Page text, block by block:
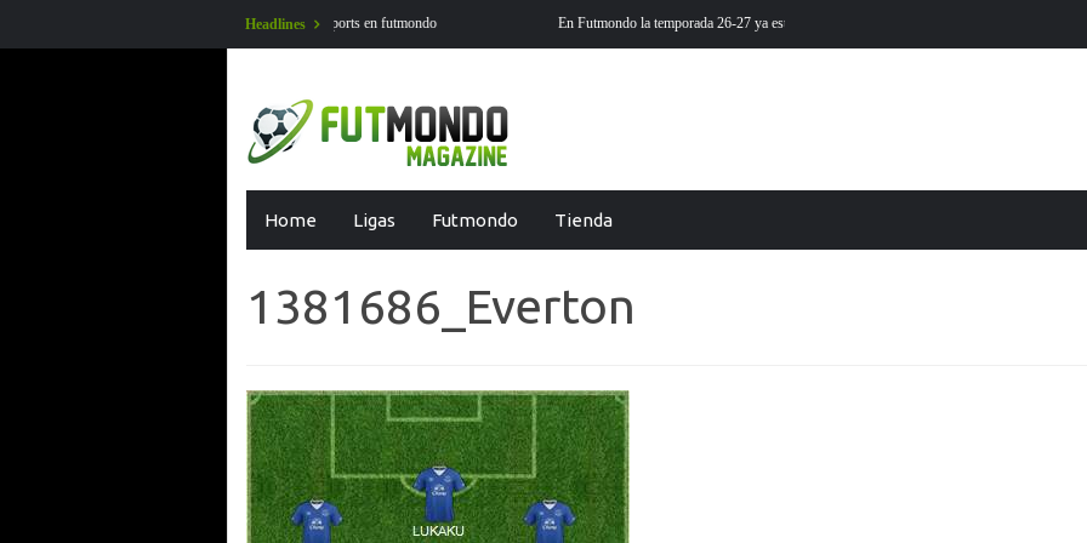
Headlines En Futmondo la temporada 26-27 ya está aquí
Home Ligas Futmondo Tienda
1381686_Everton